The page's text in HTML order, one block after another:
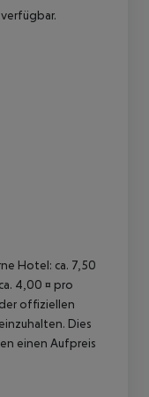
Hotel: ca. 7,50
4,00 ¤ pro
offiziellen
Dies
einen Aufpreis